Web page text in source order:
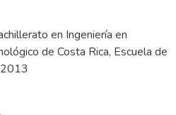
en Ingeniería en
de Costa Rica, Escuela de